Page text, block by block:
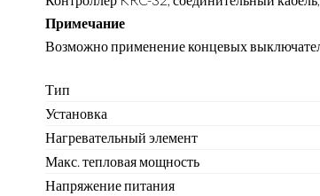
Примечание
Возможно применение концевых
Тип
Установка
Нагревательный элемент
Макс. тепловаямощность
Напряжениепитания